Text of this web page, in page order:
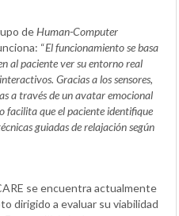
deHuman-Computer
“El funcionamiento se basa
al paciente ver su entorno real
Gracias a los sensores,
a través de un avatar emocional
facilita que el paciente identifique
guiadas de relajación según
se encuentra actualmente
dirigido a evaluar su viabilidad